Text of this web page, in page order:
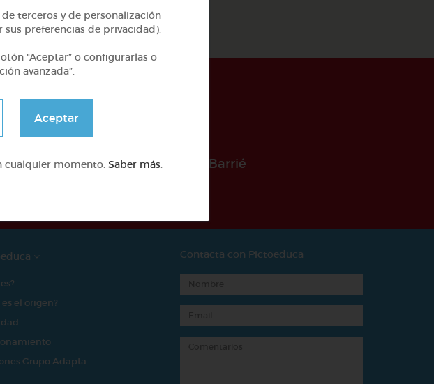
al mecenazgo de la Fundación Barrié
es el origen?
Grupo Adapta
Contacta con Pictoeduca
terceros y de personalización
preferencias de privacidad).
“Aceptar” o configurarlas o
avanzada”.
Aceptar
cualquier momento. Saber más.